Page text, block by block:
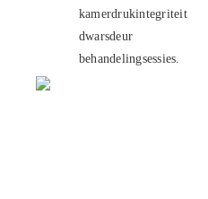
kamerdrukintegriteit
dwarsdeur
behandelingsessies.